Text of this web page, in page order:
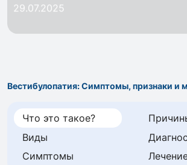
29.07.2025
Вестибулопатия: Симптомы, признаки и
Что это такое?
Виды
Симптомы